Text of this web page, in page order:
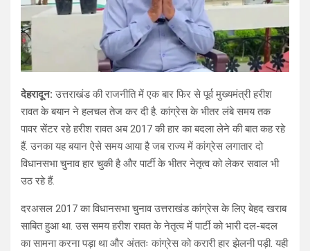
देहरादून: उत्तराखंड की राजनीति में एक बार फिर से पूर्व मुख्यमंत्री हरीश
रावत के बयान ने हलचल तेज कर दी है. कांग्रेस के भीतर लंबे समय तक
पावर सेंटर रहे हरीश रावत अब 2017 की हार का बदला लेने की बात कह रहे
हैं. उनका यह बयान ऐसे समय आया है जब राज्य में कांग्रेस लगातार दो
विधानसभा चुनाव हार चुकी है और पार्टी के भीतर नेतृत्व को लेकर सवाल भी
उठ रहे हैं.
दरअसल 2017 का विधानसभा चुनाव उत्तराखंड कांग्रेस के लिए बेहद खराब
साबित हुआ था. उस समय हरीश रावत के नेतृत्व में पार्टी को भारी दल-बदल
का सामना करना पड़ा था और अंततः कांग्रेस को करारी हार झेलनी पड़ी. यही